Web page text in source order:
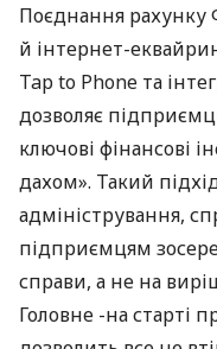
Поєднання рахунку
й інтернет-
Tap to Phone та
дозволяє
ключові фінансові
дахом». Такий
адміністрування,
підприємцям
справи, а не на
Головне -на старті